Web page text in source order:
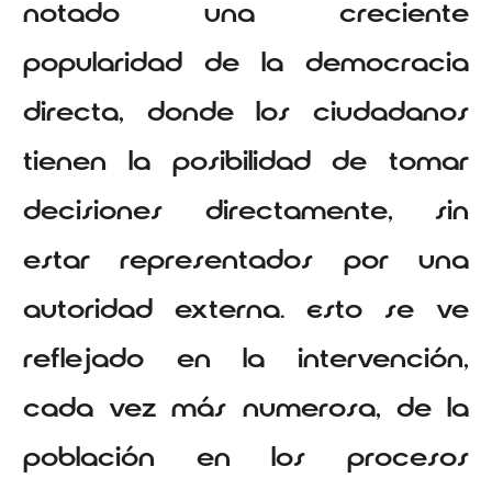
notado una creciente
popularidad de la democracia
directa, donde los ciudadanos
tienen la posibilidad de tomar
decisiones directamente, sin
estar representados por una
autoridad externa. Esto se ve
reflejado en la intervención,
cada vez más numerosa, de la
población en los procesos